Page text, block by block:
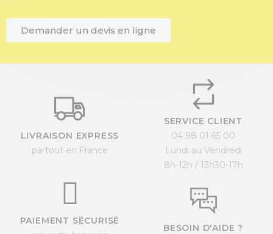
Demander un devis en ligne
LIVRAISON EXPRESS
partout en France
SERVICE CLIENT
04 98 01 65 00
Lundi au Vendredi
8h-12h / 13h30-17h
PAIEMENT SÉCURISÉ
BESOIN D'AIDE ?